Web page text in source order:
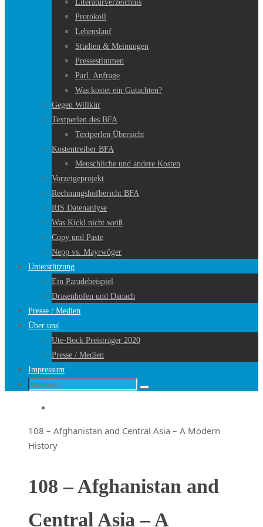
Literaturverzeichnis
Protokoll
Lebenslauf
Studien & Meinungen
Pressestimmen
Parl. Anfrage
Was kostet ein Gutachten?
Gegen Willkür
Textperlen des BFA
Textperlen Übersicht
Kostentreiber BFA
Menschliche und andere Kosten
Vorzeigeprojekt
Rechnungshofbericht BFA
RIS Datenanlyse
Was Kickl nicht weiß
Copy und Paste
Nepp vs. Mayrwöger
Unterstützung
Ein Paradebeispiel
Drasenhofen und Danach
Presse / Medien
Über uns
Ute-Bock Preisträger 2020
Presse / Medien
Impressum
Suche
Suchen
Startseite
108 – Afghanistan and Central Asia – A Modern
History
108 – Afghanistan and
Central Asia – A